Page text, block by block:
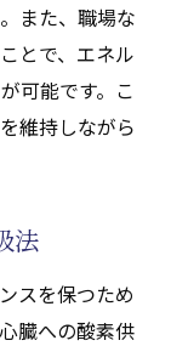
また、職場な
とで、エネル
可能です。こ
維持しながら
法
スを保つため
臓への酸素供